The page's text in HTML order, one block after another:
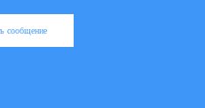
сообщение